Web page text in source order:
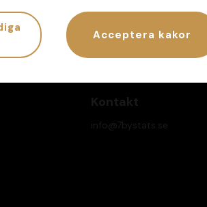
Kontakt
info@7bystats.se
Acceptera kakor